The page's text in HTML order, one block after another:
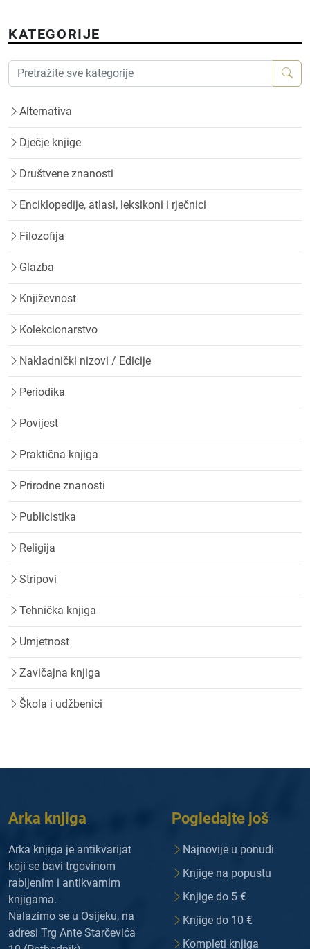
KATEGORIJE
Alternativa
Dječje knjige
Društvene znanosti
Enciklopedije, atlasi, leksikoni i rječnici
Filozofija
Glazba
Književnost
Kolekcionarstvo
Nakladnički nizovi / Edicije
Periodika
Povijest
Praktična knjiga
Prirodne znanosti
Publicistika
Religija
Stripovi
Tehnička knjiga
Umjetnost
Zavičajna knjiga
Škola i udžbenici
Arka knjiga
Arka knjiga je antikvarijat
koji se bavi trgovinom
rabljenim i antikvarnim
knjigama.
Nalazimo se u Osijeku, na
adresi Trg Ante Starčevića
Pogledajte još
Najnovije u ponudi
Knjige na popustu
Knjige do 5 €
Knjige do 10 €
Kompleti knjiga